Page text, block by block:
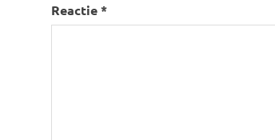
Reactie*